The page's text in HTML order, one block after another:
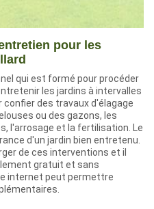
pour les
qui est formé pour procéder
les jardins à intervalles
confier des travaux d'élagage
ou des gazons, les
l'arrosage et la fertilisation. Le
d'un jardin bien entretenu.
de ces interventions et il
gratuit et sans
internet peut permettre